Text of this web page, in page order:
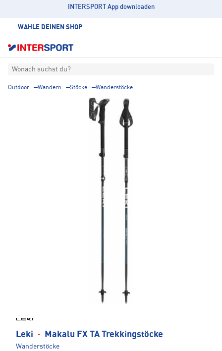
INTERSPORT App downloaden
WÄHLE DEINEN SHOP
Wonach suchst du?
Outdoor Wandern Stöcke Wanderstöcke
Leki · Makalu FX TA Trekkingstöcke
Wanderstöcke